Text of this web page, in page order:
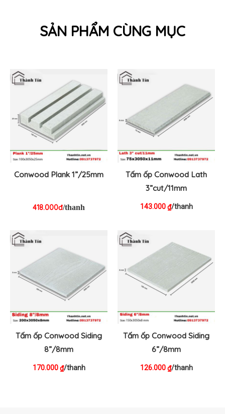
SẢN PHẨM CÙNG MỤC
Conwood Plank 1”/25mm
418.000đ/thanh
Tấm ốp Conwood Lath
3”cut/11mm
143.000₫/thanh
Tấm ốp Conwood Siding
8”/8mm
170.000₫/thanh
Tấm ốp Conwood Siding
6”/8mm
126.000₫/thanh